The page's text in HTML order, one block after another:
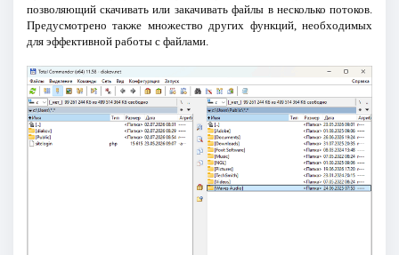
позволяющий скачивать или закачивать файлы в несколько потоков.
Предусмотрено также множество других функций, необходимых
для эффективной работы с файлами.